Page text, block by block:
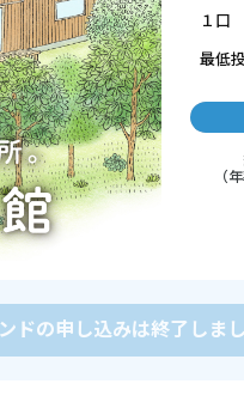
１口
最低
（
ドの申し込みは終了しま